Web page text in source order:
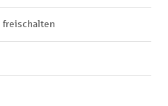
freischalten